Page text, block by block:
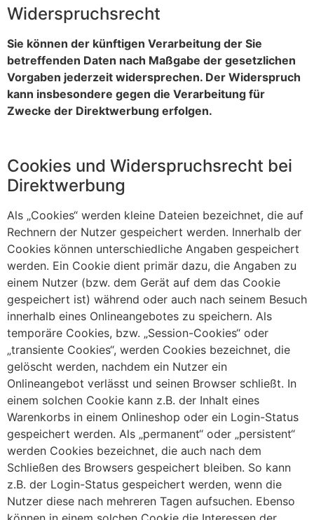
Widerspruchsrecht
Sie können der künftigen Verarbeitung der Sie
betreffenden Daten nach Maßgabe der gesetzlichen
Vorgaben jederzeit widersprechen. Der Widerspruch
kann insbesondere gegen die Verarbeitung für
Zwecke der Direktwerbung erfolgen.
Cookies und Widerspruchsrecht bei
Direktwerbung
Als „Cookies“ werden kleine Dateien bezeichnet, die auf
Rechnern der Nutzer gespeichert werden. Innerhalb der
Cookies können unterschiedliche Angaben gespeichert
werden. Ein Cookie dient primär dazu, die Angaben zu
einem Nutzer (bzw. dem Gerät auf dem das Cookie
gespeichert ist) während oder auch nach seinem Besuch
innerhalb eines Onlineangebotes zu speichern. Als
temporäre Cookies, bzw. „Session-Cookies“ oder
„transiente Cookies“, werden Cookies bezeichnet, die
gelöscht werden, nachdem ein Nutzer ein
Onlineangebot verlässt und seinen Browser schließt. In
einem solchen Cookie kann z.B. der Inhalt eines
Warenkorbs in einem Onlineshop oder ein Login-Status
gespeichert werden. Als „permanent“ oder „persistent“
werden Cookies bezeichnet, die auch nach dem
Schließen des Browsers gespeichert bleiben. So kann
z.B. der Login-Status gespeichert werden, wenn die
Nutzer diese nach mehreren Tagen aufsuchen. Ebenso